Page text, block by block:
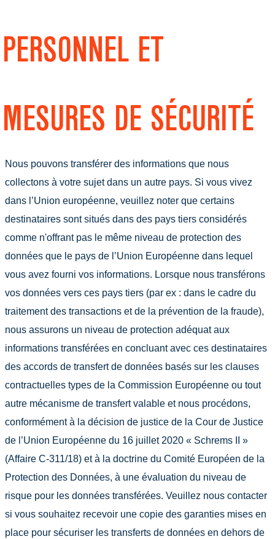
PERSONNEL ET
MESURES DE SÉCURITÉ
Nous pouvons transférer des informations que nous
collectons à votre sujet dans un autre pays. Si vous vivez
dans l’Union européenne, veuillez noter que certains
destinataires sont situés dans des pays tiers considérés
comme n'offrant pas le même niveau de protection des
données que le pays de l’Union Européenne dans lequel
vous avez fourni vos informations. Lorsque nous transférons
vos données vers ces pays tiers (par ex : dans le cadre du
traitement des transactions et de la prévention de la fraude),
nous assurons un niveau de protection adéquat aux
informations transférées en concluant avec ces destinataires
des accords de transfert de données basés sur les clauses
contractuelles types de la Commission Européenne ou tout
autre mécanisme de transfert valable et nous procédons,
conformément à la décision de justice de la Cour de Justice
de l’Union Européenne du 16 juillet 2020 « Schrems II »
(Affaire C-311/18) et à la doctrine du Comité Européen de la
Protection des Données, à une évaluation du niveau de
risque pour les données transférées. Veuillez nous contacter
si vous souhaitez recevoir une copie des garanties mises en
place pour sécuriser les transferts de données en dehors de